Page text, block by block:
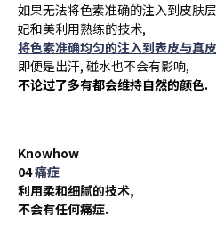
如果无法将色素准确的注入到皮肤
妃和美利用熟练的技术,
将色素准确均匀的注入到表皮与真
即便是出汗, 碰水也不会有影响,
不论过了多有都会维持自然的颜色.
Knowhow
04痛症
利用柔和细腻的技术,
不会有任何痛症.